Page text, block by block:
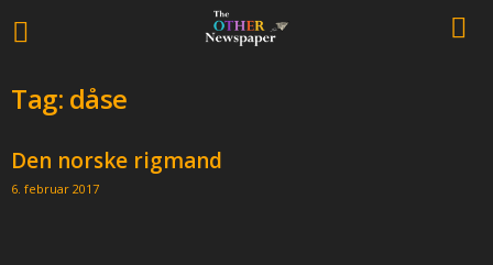
Tag: dåse
Den norske rigmand
6. februar 2017